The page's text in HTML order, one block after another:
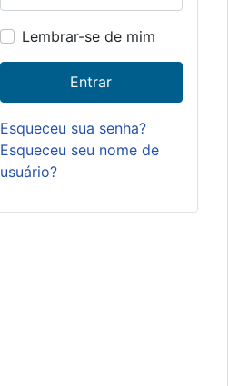
Mostrar
Lembrar-se de mim
Entrar
Esqueceu sua senha?
Esqueceu seu nome de
usuário?